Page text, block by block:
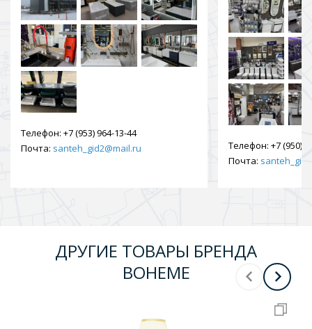
Телефон: +7 (953) 964-13-44
Почта: santeh_gid2@mail.ru Телефон: +7 (950)
Почта:
ДРУГИЕ ТОВАРЫ БРЕНДА
BOHEME